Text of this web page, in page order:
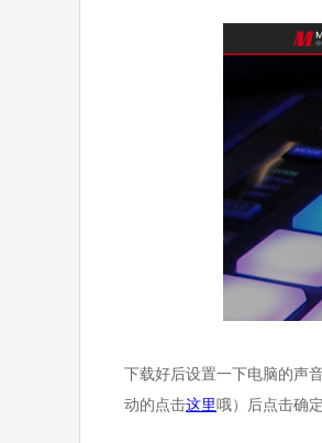
下载好后设置一下电脑的声
动的点击这里哦）后点击确定